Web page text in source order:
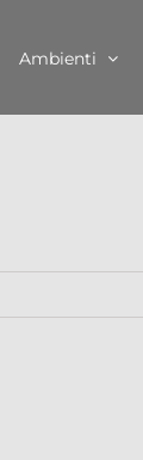
Ambienti